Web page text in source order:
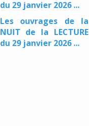
Les ouvrages de la
NUIT de la LECTURE
du 29 janvier 2026 ...